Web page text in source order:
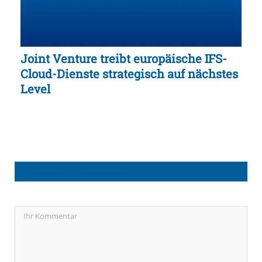
Joint Venture treibt europäische IFS-
Cloud-Dienste strategisch auf nächstes
Level